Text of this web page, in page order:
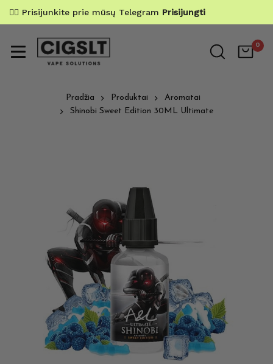
✌🏼 Prisijunkite prie mūsų Telegram Prisijungti
0
Pradžia Produktai
Aromatai
Shinobi Sweet Edition 30ML Ultimate